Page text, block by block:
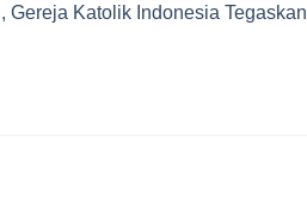
Gereja Katolik Indonesia